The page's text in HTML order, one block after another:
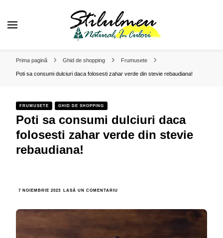
Prima pagină Ghid de shopping Frumusete
Poti sa consumi dulciuri daca folosesti zahar verde din stevie rebaudiana!
FRUMUSETE GHID DE SHOPPING
Poti sa consumi dulciuri daca
folosesti zahar verde din stevie
rebaudiana!
7 NOIEMBRIE 2023 LASĂ UN COMENTARIU